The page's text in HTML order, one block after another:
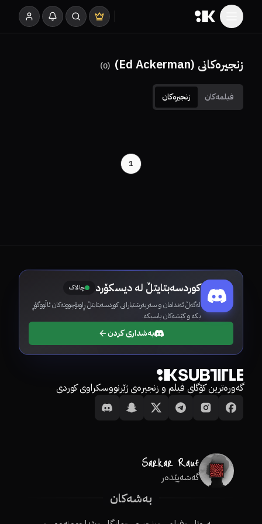
زنجیرەکانی (Ed Ackerman) (
0
)
فیلمەکان زنجیرەکان
1
کوردسەبتایتڵ لە دیسکۆرد چالاک
لەگەڵ ئەندامان و سەرپەرشتیارانی کوردسەبتایتڵ ڕاوبۆچوونەکان ئاڵووگۆڕ
بکە و کێشەکان باسبکە.
بەشداری کردن
گەورەترین کۆگای فیلم و زنجیرەی ژێرنووسکراوی کوردی
گەشەپێدەر
بەشەکان